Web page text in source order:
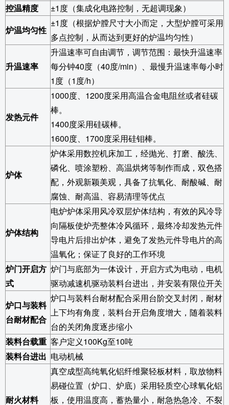
控温精度
±1度（集成化电路控制，无超调现象）
炉温均匀性
±1度（根据炉膛尺寸大小而定，大型炉膛可采用
多点控制，从而达到更好的炉温均匀性）
升温速率
升温速率可自由调节，调节范围：最快升温速率
每分钟40度（40度/min）、最慢升温速率每小时
1度（1度/h）
发热元件
1000度、1200度采用高温合金电阻丝或者硅碳
棒。
1400度采用硅碳棒。
1600度、1700度采用硅钼棒。
炉体
炉体采用数控机床加工，经抛光、打磨、酸洗、
磷化、喷涂塑粉、高温烘烤等制作而成，双色搭
配，外观新颖美观，具备了抗氧化、耐酸碱、耐
腐蚀、耐高温、容易清理等优点
炉体结构
电炉炉体采用风冷双层炉体结构，有效的风冷导
向隔板使炉壳整体冷风循环，最终冷却发热元件
导电片后排出炉体，避免了发热元件导电片的高
温氧化；保证了良好的工作环境
炉门开启方
式
炉门与底部为一体设计，开启方式为电动，电机
驱动减速机驱动装料台进出，并安装有限位开关
炉口与装料
台耐材配合
炉口与装料台耐材配合采用台阶交叉封闭，耐材
上下均有角度，装料台开启角度增大，随着装料
台的关闭角度逐步缩小
装料台载重 客户定义100Kg至10吨
装料台进出 电动机械
耐火材料
真空成型高纯氧化铝纤维聚轻板材料，取放物料
易碰位置（炉口、炉底）采用轻质空心球氧化铝
板，使用温度高，蓄热量小，耐急热急冷、不裂